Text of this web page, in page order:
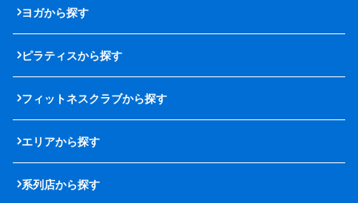
ヨガから探す
ピラティスから探す
フィットネスクラブから探す
エリアから探す
系列店から探す